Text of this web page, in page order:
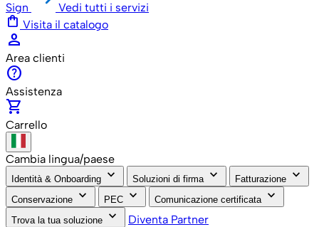
Sign Vedi tutti i servizi
shopping_bag Visita il catalogo
person
Area clienti
help
Assistenza
shopping_cart
Carrello
Cambia lingua/paese
Identità & Onboarding keyboard_arrow_down Soluzioni di firma keyboard_arrow_down Fatturazione keyboard_arrow_down
Conservazione keyboard_arrow_down PEC keyboard_arrow_down Comunicazione certificata keyboard_arrow_down
Trova la tua soluzione keyboard_arrow_down
Diventa Partner